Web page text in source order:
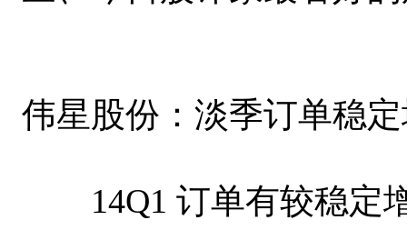
伟星股份：淡季订单稳
14Q1 订单有较稳定